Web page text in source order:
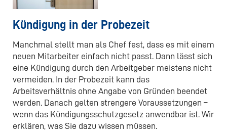
Kündigung in der Probezeit
Manchmal stellt man als Chef fest, dass es mit einem
neuen Mitarbeiter einfach nicht passt. Dann lässt sich
eine Kündigung durch den Arbeitgeber meistens nicht
vermeiden. In der Probezeit kann das
Arbeitsverhältnis ohne Angabe von Gründen beendet
werden. Danach gelten strengere Voraussetzungen –
wenn das Kündigungsschutzgesetz anwendbar ist. Wir
erklären, was Sie dazu wissen müssen.